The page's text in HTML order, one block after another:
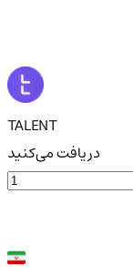
TALENT
دریافت می‌کنید